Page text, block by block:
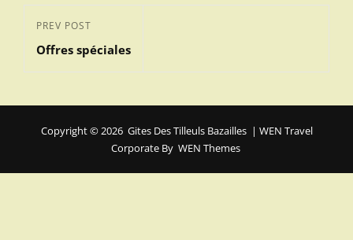
Navigation
de
l’article
Previous
Post
PREV POST
Offres spéciales
Copyright © 2026 Gites Des Tilleuls Bazailles | WEN Travel
Corporate By WEN Themes